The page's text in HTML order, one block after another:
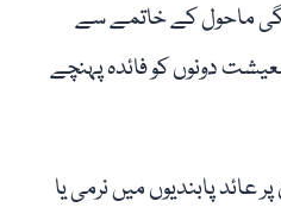
ماحول کے خاتمے سے
دونوں کو فائدہ پہنچے
پر عائد پابندیوں میں نرمی یا